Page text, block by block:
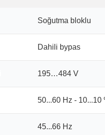
Soğutma bloklu
Dahili bypas
195…484 V
50...60 Hz - 10...10
45...66 Hz